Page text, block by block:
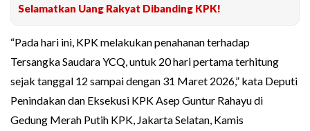
Selamatkan Uang Rakyat Dibanding KPK!
“Pada hari ini, KPK melakukan penahanan terhadap
Tersangka Saudara YCQ, untuk 20 hari pertama terhitung
sejak tanggal 12 sampai dengan 31 Maret 2026,” kata Deputi
Penindakan dan Eksekusi KPK Asep Guntur Rahayu di
Gedung Merah Putih KPK, Jakarta Selatan, Kamis